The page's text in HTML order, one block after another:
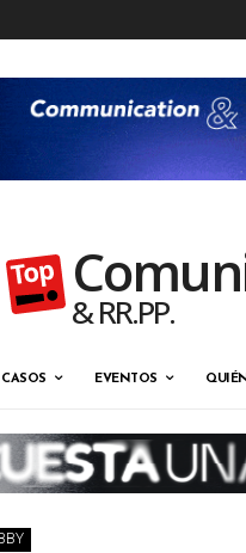
& RR.PP.
CASOS EVENTOS